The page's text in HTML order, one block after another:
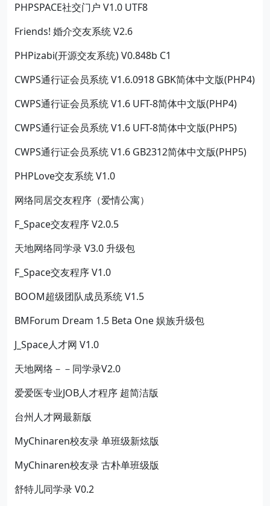
PHPSPACE社交门户 V1.0 UTF8
Friends! 婚介交友系统 V2.6
PHPizabi(开源交友系统) V0.848b C1
CWPS通行证会员系统 V1.6.0918 GBK简体中文版(PHP4)
CWPS通行证会员系统 V1.6 UFT-8简体中文版(PHP4)
CWPS通行证会员系统 V1.6 UFT-8简体中文版(PHP5)
CWPS通行证会员系统 V1.6 GB2312简体中文版(PHP5)
PHPLove交友系统 V1.0
网络同居交友程序（爱情公寓）
F_Space交友程序 V2.0.5
天地网络同学录 V3.0 升级包
F_Space交友程序 V1.0
BOOM超级团队成员系统 V1.5
BMForum Dream 1.5 Beta One 娱族升级包
J_Space人才网 V1.0
天地网络－－同学录V2.0
爱爱医专业JOB人才程序 超简洁版
台州人才网最新版
MyChinaren校友录 单班级新炫版
MyChinaren校友录 古朴单班级版
舒特儿同学录 V0.2